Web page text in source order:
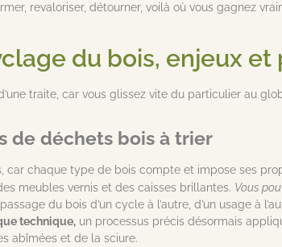
revaloriser, détourner, voilà où vous gagnez
du bois, enjeux
traite, car vous glissez vite du particulier au
de déchets bois à trier
car chaque type de bois compte et impose ses
meubles vernis et des caisses brillantes. Vous
du bois d’un cycle à l’autre, d’un usage à
technique, un processus précis désormais
abîmées et de la sciure.